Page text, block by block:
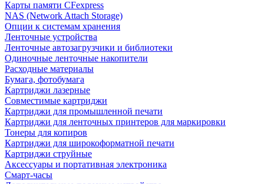
Карты памяти CFexpress
NAS (Network Attach Storage)
Опции к системам хранения
Ленточные устройства
Ленточные автозагрузчики и библиотеки
Одиночные ленточные накопители
Расходные материалы
Бумага, фотобумага
Картриджи лазерные
Совместимые картриджи
Картриджи для промышленной печати
Картриджи для ленточных принтеров для маркировки
Тонеры для копиров
Картриджи для широкоформатной печати
Картриджи струйные
Аксессуары и портативная электроника
Смарт-часы